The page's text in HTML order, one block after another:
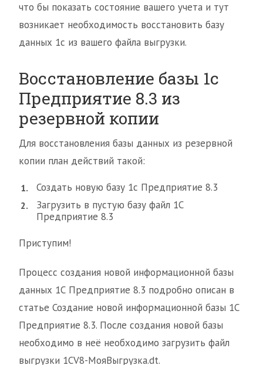
что бы показать состояние вашего учета и тут
возникает необходимость восстановить базу
данных 1с из вашего файла выгрузки.
Восстановление базы 1с
Предприятие 8.3 из
резервной копии
Для восстановления базы данных из резервной
копии план действий такой:
Создать новую базу 1с Предприятие 8.3
Загрузить в пустую базу файл 1С
Предприятие 8.3
Приступим!
Процесс создания новой информационной базы
данных 1С Предприятие 8.3 подробно описан в
статье Создание новой информационной базы 1С
Предприятие 8.3. После создания новой базы
необходимо в неё необходимо загрузить файл
выгрузки 1CV8-МояВыгрузка.dt.